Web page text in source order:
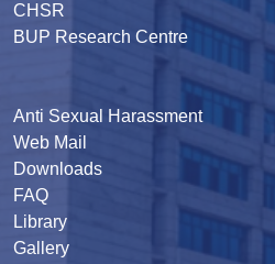
CHSR
BUP Research Centre
Anti Sexual Harassment
Web Mail
Downloads
FAQ
Library
Gallery